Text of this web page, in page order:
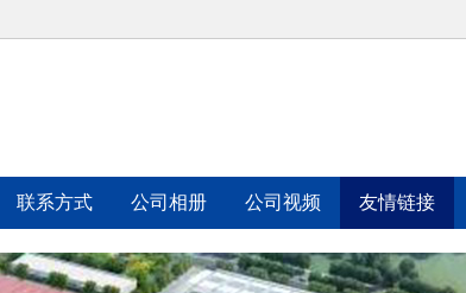
联系方式 公司相册 公司视频 友情链接